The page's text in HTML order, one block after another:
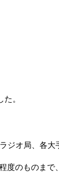
。
ジオ局、各
度のものま